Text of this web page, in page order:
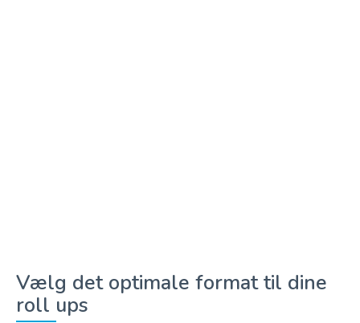
Vælg det optimale format til dine
roll ups